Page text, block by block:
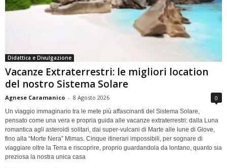
Didattica e Divulgazione
Vacanze Extraterrestri: le migliori location
del nostro Sistema Solare
Agnese Caramanico - 8 Agosto 2026 0
Un viaggio immaginario tra le mete più affascinanti del Sistema Solare,
pensato come una vera e propria guida alle vacanze extraterrestri: dalla Luna
romantica agli asteroidi solitari, dai super-vulcani di Marte alle lune di Giove,
fino alla “Morte Nera” Mimas. Cinque itinerari impossibili, per sognare di
viaggiare oltre la Terra e riscoprire, proprio guardandola da lontano, quanto sia
preziosa la nostra unica casa